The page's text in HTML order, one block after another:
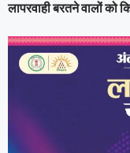
लापरवाही बरतने वालों को